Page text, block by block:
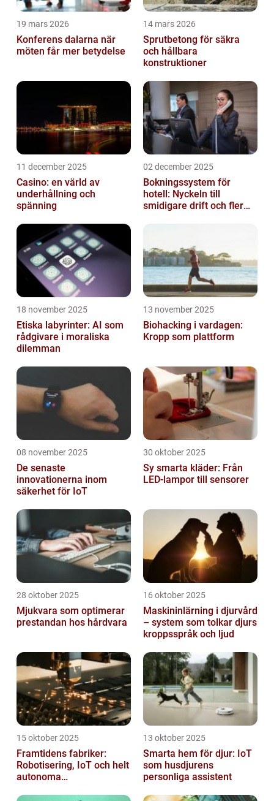
19 mars 2026
Konferens dalarna när
möten får mer betydelse
14 mars 2026
Sprutbetong för säkra
och hållbara
konstruktioner
11 december 2025
Casino: en värld av
underhållning och
spänning
02 december 2025
Bokningssystem för
hotell: Nyckeln till
smidigare drift och fler
18 november 2025
Etiska labyrinter: AI som
rådgivare i moraliska
dilemman
13 november 2025
Biohacking i vardagen:
Kropp som plattform
08 november 2025
De senaste
innovationerna inom
säkerhet för IoT
30 oktober 2025
Sy smarta kläder: Från
LED-lampor till sensorer
28 oktober 2025
Mjukvara som optimerar
prestandan hos hårdvara
16 oktober 2025
Maskininlärning i djurvård
– system som tolkar djurs
kroppsspråk och ljud
15 oktober 2025
Framtidens fabriker:
Robotisering, IoT och helt
autonoma
13 oktober 2025
Smarta hem för djur: IoT
som husdjurens
personliga assistent